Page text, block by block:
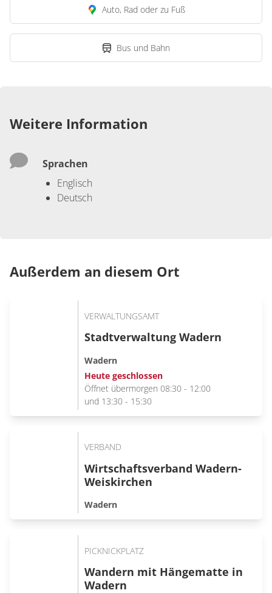
Auto, Rad oder zu Fuß
Bus und Bahn
Weitere Information
Sprachen
Englisch
Deutsch
Außerdem an diesem Ort
VERWALTUNGSAMT
Stadtverwaltung Wadern
Wadern
Heute geschlossen
Öffnet übermorgen 08:30 - 12:00
und 13:30 - 15:30
VERBAND
Wirtschaftsverband Wadern-
Weiskirchen
Wadern
PICKNICKPLATZ
Wandern mit Hängematte in
Wadern